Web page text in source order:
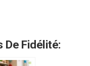
De Fidélité: